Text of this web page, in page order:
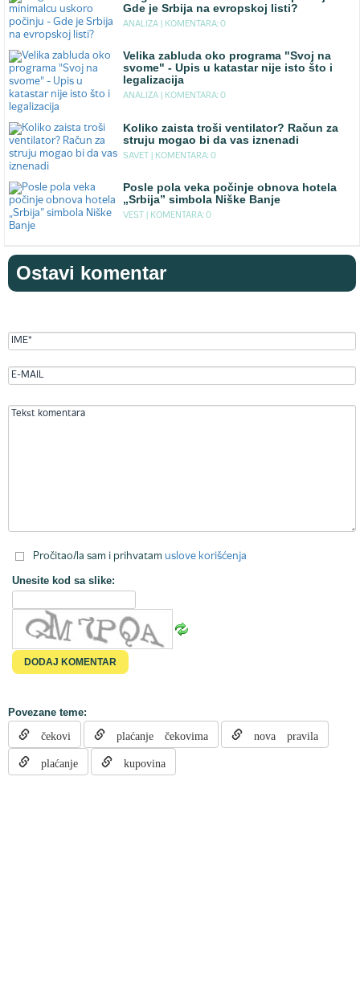
Gde je Srbija na evropskoj listi?
ANALIZA | KOMENTARA: 0
Velika zabluda oko programa "Svoj na
svome" - Upis u katastar nije isto što i
legalizacija
ANALIZA | KOMENTARA: 0
Koliko zaista troši ventilator? Račun za
struju mogao bi da vas iznenadi
SAVET | KOMENTARA: 0
Posle pola veka počinje obnova hotela
„Srbija” simbola Niške Banje
VEST | KOMENTARA: 0
Ostavi komentar
Pročitao/la sam i prihvatam uslove korišćenja
Unesite kod sa slike:
Povezane teme:
čekovi plaćanje čekovima nova pravila
plaćanje kupovina